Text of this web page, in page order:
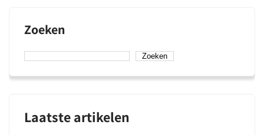
Zoeken
Zoeken
Laatste artikelen